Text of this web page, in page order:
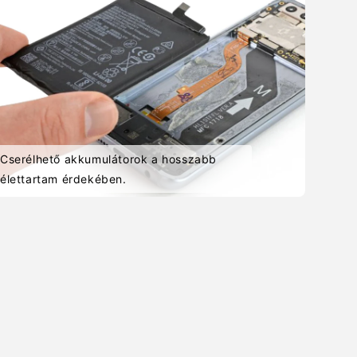
Cserélhető akkumulátorok a hosszabb
élettartam érdekében.